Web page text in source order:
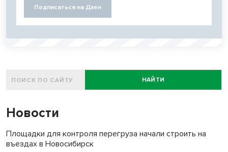
Подписаться на Дзен
НАЙТИ
Новости
Площадки для контроля перегруза начали строить на
въездах в Новосибирск